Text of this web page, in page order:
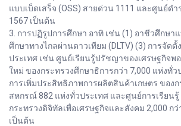
แบบเบ็ดเสร็จ (OSS) สายด่วน 1111 และศูนย์ด
1567 เป็นต้น
3. การปฏิรูปการศึกษา อาทิ เช่น (1) อาชีวศึกษาแ
ศึกษาทางไกลผ่านดาวเทียม (DLTV) (3) การจัดตั้
ประเทศ เช่น ศูนย์เรียนรู้ปรัชญาของเศรษฐกิจพ
ใหม่ ของกระทรวงศึกษาธิการกว่า 7,000 แห่งทั่ว
การเพิ่มประสิทธิภาพการผลิตสินค้าเกษตร ของก
สหกรณ์ 882 แห่งทั่วประเทศ และศูนย์การเรียน
กระทรวงดิจิทัลเพื่อเศรษฐกิจและสังคม 2,000 ก
เป็นต้น